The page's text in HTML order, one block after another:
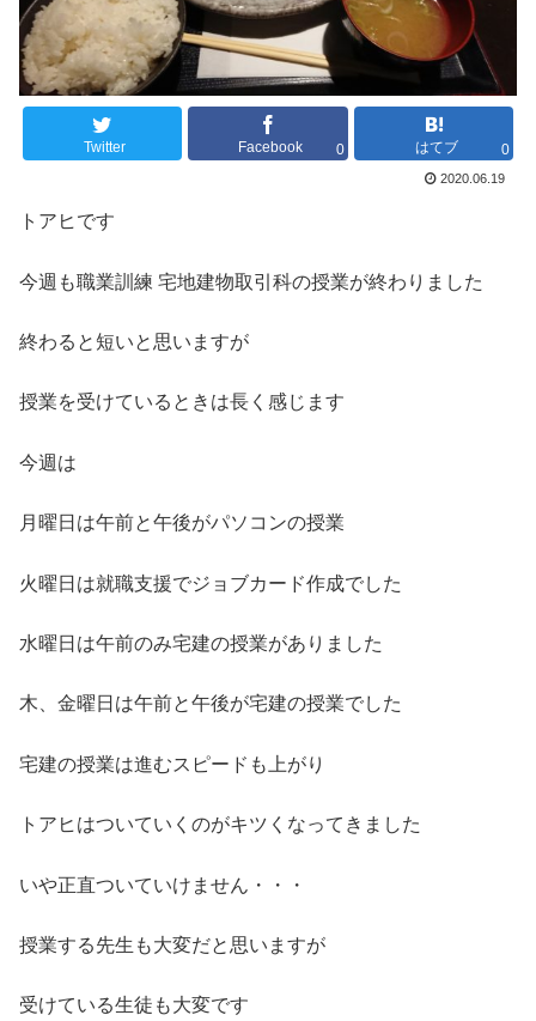
Twitter Facebook 0 はてブ 0
2020.06.19
トアヒです
今週も職業訓練 宅地建物取引科の授業が終わりました
終わると短いと思いますが
授業を受けているときは長く感じます
今週は
月曜日は午前と午後がパソコンの授業
火曜日は就職支援でジョブカード作成でした
水曜日は午前のみ宅建の授業がありました
木、金曜日は午前と午後が宅建の授業でした
宅建の授業は進むスピードも上がり
トアヒはついていくのがキツくなってきました
いや正直ついていけません・・・
授業する先生も大変だと思いますが
受けている生徒も大変です